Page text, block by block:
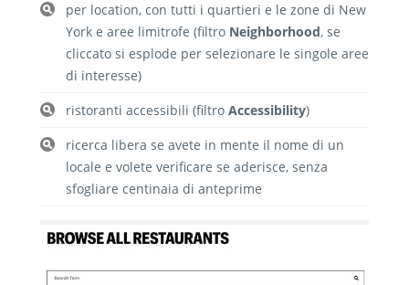
per location, con tutti i quartieri e le zone di New
York e aree limitrofe (filtro Neighborhood, se
cliccato si esplode per selezionare le singole aree
di interesse)
ristoranti accessibili (filtro Accessibility)
ricerca libera se avete in mente il nome di un
locale e volete verificare se aderisce, senza
sfogliare centinaia di anteprime